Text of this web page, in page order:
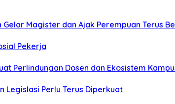
Magister dan Ajak Perempuan Terus
Pekerja
Perlindungan Dosen dan Ekosistem
Legislasi Perlu Terus Diperkuat